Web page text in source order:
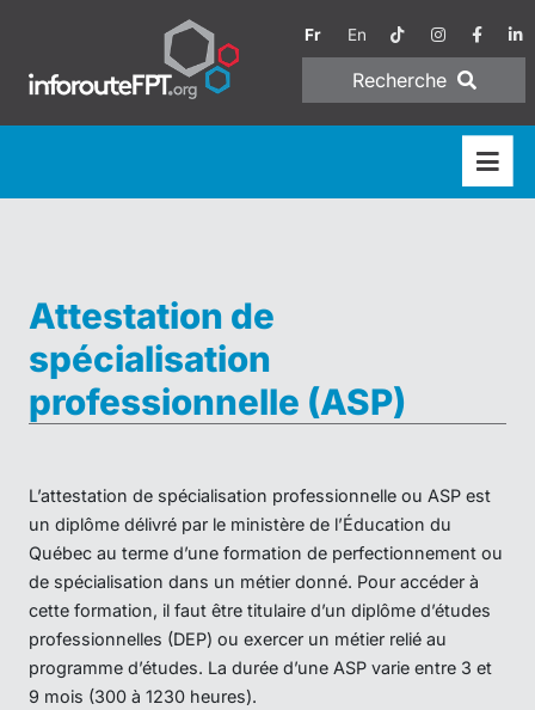
Fr En
Recherche
Attestation de
spécialisation
professionnelle (ASP)
L’attestation de spécialisation professionnelle ou ASP est
un diplôme délivré par le ministère de l’Éducation du
Québec au terme d’une formation de perfectionnement ou
de spécialisation dans un métier donné. Pour accéder à
cette formation, il faut être titulaire d’un diplôme d’études
professionnelles (DEP) ou exercer un métier relié au
programme d’études. La durée d’une ASP varie entre 3 et
9 mois (300 à 1230 heures).